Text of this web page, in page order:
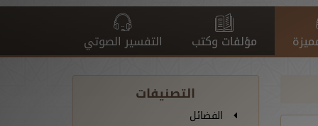
مؤلفات وكتب التفسير الصوتي
التصنيفات
الفضائل